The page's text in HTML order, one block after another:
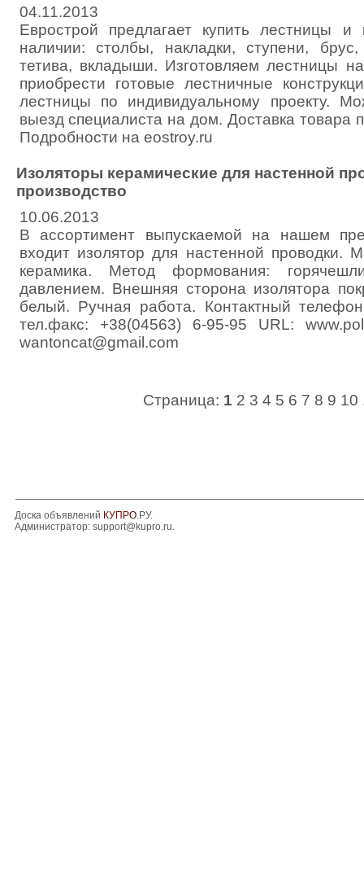
04.11.2013
Еврострой предлагает купить лестницы
наличии: столбы, накладки, ступени,
тетива, вкладыши. Изготовляем лестницы
приобрести готовые лестничные
лестницы по индивидуальному проекту.
выезд специалиста на дом. Доставка товара
Подробности на eostroy.ru
Изоляторы керамические для наcтенной
производство
10.06.2013
В ассортимент выпускаемой на нашем
входит изолятор для настенной проводки.
керамика. Метод формования:
давлением. Внешняя сторона изолятора
белый. Ручная работа. Контактный
тел.факс: +38(04563) 6-95-95 URL:
wantoncat@gmail.com
Страница: 1 2 3 4 5 6 7 8 9 10
Доска объявлений КУПРО.РУ.
Администратор: support@kupro.ru.